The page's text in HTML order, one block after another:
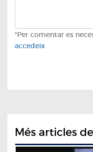
*Per comentar es
accedeix
Més articles